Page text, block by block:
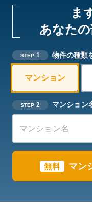
ま
あなた
STEP 1 物件の種類
マンション
STEP 2 マンション
無料 マン